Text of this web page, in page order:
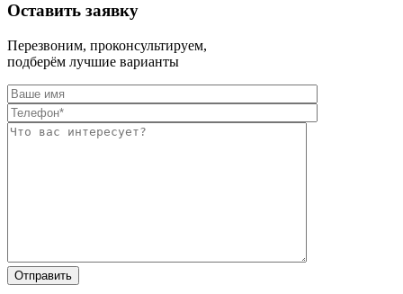
Оставить заявку
Перезвоним, проконсультируем,
подберём лучшие варианты